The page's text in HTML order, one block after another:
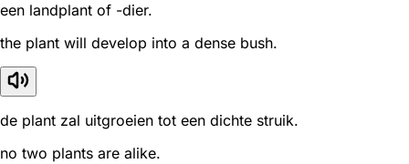
een landplant of -dier.
the plant will develop into a dense bush.
de plant zal uitgroeien tot een dichte struik.
no two plants are alike.